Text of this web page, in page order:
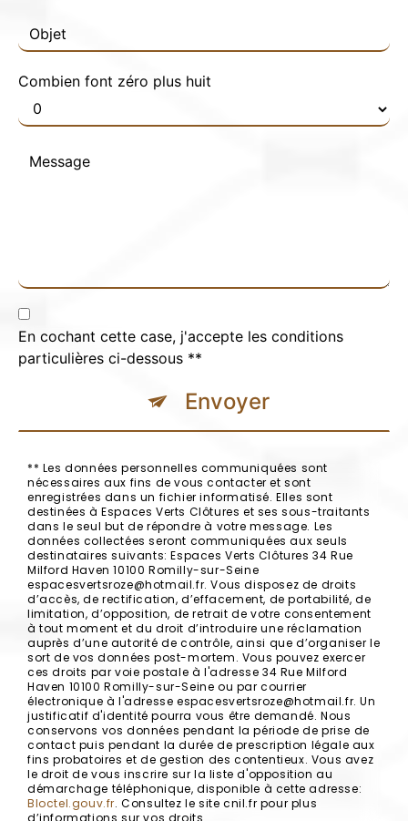
Combien font zéro plus huit
En cochant cette case, j'accepte les conditions
particulières ci-dessous **
Envoyer
** Les données personnelles communiquées sont
nécessaires aux fins de vous contacter et sont
enregistrées dans un fichier informatisé. Elles sont
destinées à Espaces Verts Clôtures et ses sous-traitants
dans le seul but de répondre à votre message. Les
données collectées seront communiquées aux seuls
destinataires suivants: Espaces Verts Clôtures 34 Rue
Milford Haven 10100 Romilly-sur-Seine
espacesvertsroze@hotmail.fr. Vous disposez de droits
d’accès, de rectification, d’effacement, de portabilité, de
limitation, d’opposition, de retrait de votre consentement
à tout moment et du droit d’introduire une réclamation
auprès d’une autorité de contrôle, ainsi que d’organiser le
sort de vos données post-mortem. Vous pouvez exercer
ces droits par voie postale à l'adresse 34 Rue Milford
Haven 10100 Romilly-sur-Seine ou par courrier
électronique à l'adresse espacesvertsroze@hotmail.fr. Un
justificatif d'identité pourra vous être demandé. Nous
conservons vos données pendant la période de prise de
contact puis pendant la durée de prescription légale aux
fins probatoires et de gestion des contentieux. Vous avez
le droit de vous inscrire sur la liste d'opposition au
démarchage téléphonique, disponible à cette adresse:
Bloctel.gouv.fr. Consultez le site cnil.fr pour plus